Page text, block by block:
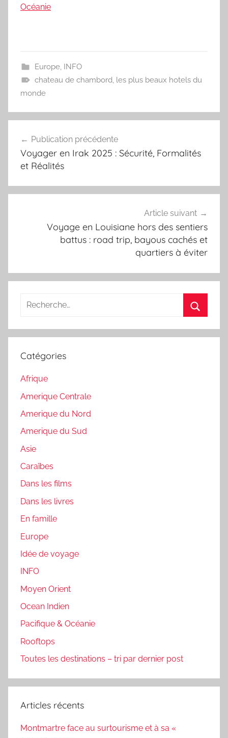
Océanie
Europe, INFO
chateau de chambord, les plus beaux hotels du
monde
de
l’article
Publication précédente
Voyager en Irak 2025 : Sécurité, Formalités
et Réalités
Article suivant
Voyage en Louisiane hors des sentiers
battus : road trip, bayous cachés et
quartiers à éviter
Recherche
:
Catégories
Afrique
Amerique Centrale
Amerique du Nord
Amerique du Sud
Asie
Caraïbes
Dans les films
Dans les livres
En famille
Europe
Idée de voyage
INFO
Moyen Orient
Ocean Indien
Pacifique & Océanie
Rooftops
Toutes les destinations – tri par dernier post
Articles récents
Montmartre face au surtourisme et à sa «